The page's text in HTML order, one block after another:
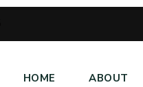
HOME ABOUT